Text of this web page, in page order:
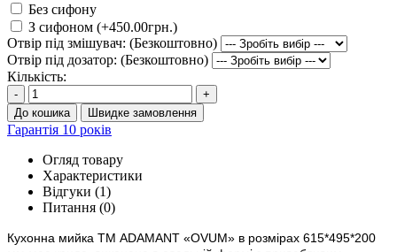
Без сифону
З сифоном (+450.00грн.)
Отвір під змішувач: (Безкоштовно)
Отвір під дозатор: (Безкоштовно)
Кількість:
-
+
До кошика
Швидке замовлення
Гарантія 10 років
Огляд товару
Характеристики
Відгуки (1)
Питання (0)
Кухонна мийка ТМ ADAMANT «OVUM» в розмірах 615*495*200